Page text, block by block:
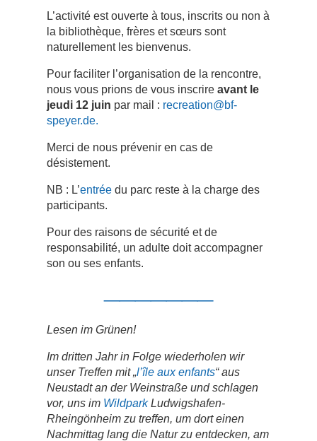
L’activité est ouverte à tous, inscrits ou non à
la bibliothèque, frères et sœurs sont
naturellement les bienvenus.
Pour faciliter l’organisation de la rencontre,
nous vous prions de vous inscrire avant le
jeudi 12 juin par mail : recreation@bf-
speyer.de.
Merci de nous prévenir en cas de
désistement.
NB : L’entréedu parc reste à la charge des
participants.
Pour des raisons de sécurité et de
responsabilité, un adulte doit accompagner
son ou ses enfants.
Lesen im Grünen!
Im dritten Jahr in Folge wiederholen wir
unser Treffen mit „l’île aux enfants“ aus
Neustadt an der Weinstraße und schlagen
vor, uns im WildparkLudwigshafen-
Rheingönheim zu treffen, um dort einen
Nachmittag lang die Natur zu entdecken, am